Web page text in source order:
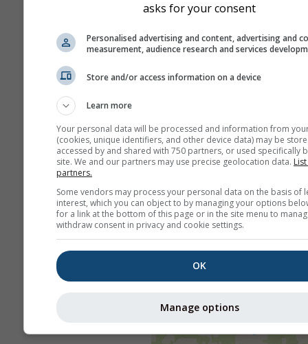
asks for your consent
Personalised advertising and content, advertising and
measurement, audience research and services
Store and/or access information on a device
Learn more
Your personal data will be processed and information from
(cookies, unique identifiers, and other device data) may be
accessed by and shared with 750 partners, or used specifically
site. We and our partners may use precise geolocation data.
partners.
Some vendors may process your personal data on the basis of
interest, which you can object to by managing your options
for a link at the bottom of this page or in the site menu to
withdraw consent in privacy and cookie settings.
OK
Manage options